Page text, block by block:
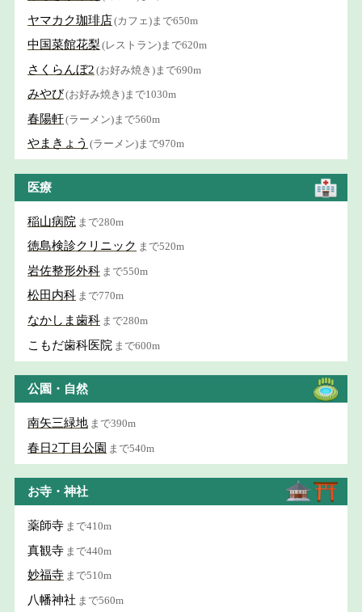
ヤマカク珈琲店(カフェ)まで650m
中国菜館花梨 (レストラン)まで620m
さくらんぼ2 (お好み焼き)まで690m
みやび(お好み焼き)まで1030m
春陽軒(ラーメン)まで560m
やまきょう (ラーメン)まで970m
医療
稲山病院 まで280m
徳島検診クリニック まで520m
岩佐整形外科 まで550m
松田内科 まで770m
なかしま歯科 まで280m
こもだ歯科医院 まで600m
公園・自然
南矢三緑地 まで390m
春日2丁目公園 まで540m
お寺・神社
薬師寺 まで410m
真観寺 まで440m
妙福寺 まで510m
八幡神社 まで560m